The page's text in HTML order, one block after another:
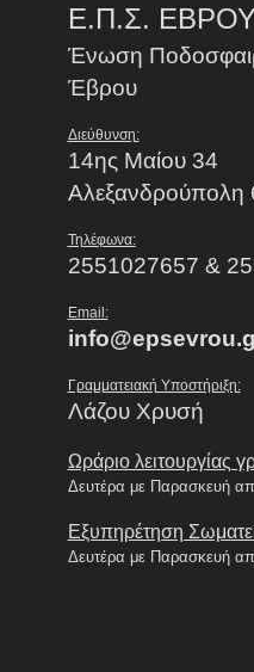
Ε.Π.Σ.
Ένωση
Έβρου
Διεύθυνση:
14ης Μαίου 34
Αλεξανδρούπολη
Τηλέφωνα:
2551027657 &
Email:
Γραμματειακή Υποστήριξη:
Λάζου Χρυσή
Ωράριο λειτουργίας
Δευτέρα με Παρασκευή
Εξυπηρέτηση
Δευτέρα με Παρασκευή